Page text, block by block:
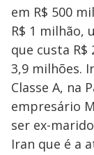
em R$ 500
R$ 1 milhão,
que custa
3,9 milhões.
Classe A, na
empresário
ser ex-
Iran que é a